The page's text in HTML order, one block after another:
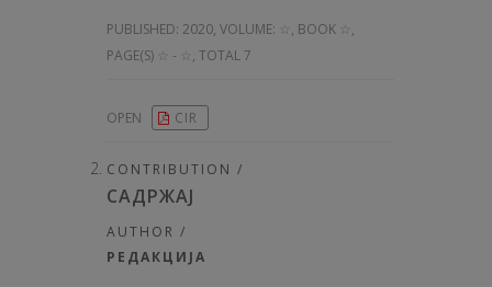
PUBLISHED: 2020, VOLUME: ☆ , BOOK ☆,
PAGE(S) ☆ - ☆, TOTAL 7
OPEN CIR
CONTRIBUTION /
САДРЖАЈ
AUTHOR /
РЕДАКЦИЈА